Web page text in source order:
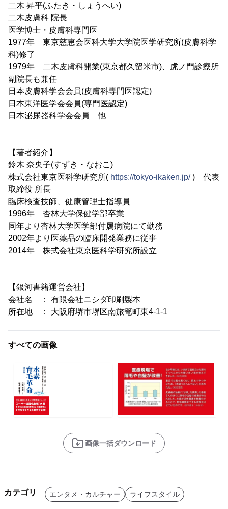
二木 昇平(ふたき・しょうへい)
二木皮膚科 院長
医学博士・皮膚科専門医
1977年 東京慈恵会医科大学大学院医学研究所(皮膚科学
科)修了
1979年 二木皮膚科開業(東京都久留米市)、虎ノ門診療所
副院長も兼任
日本皮膚科学会会員(皮膚科専門医認定)
日本東洋医学会会員(専門医認定)
日本泌尿器科学会会員 他
【著者紹介】
鈴木 奈央子(すずき・なおこ)
株式会社東京医科学研究所( https://tokyo-ikaken.jp/) 代表
取締役 所長
臨床検査技師、健康管理士指導員
1996年 杏林大学保健学部卒業
同年より杏林大学医学部付属病院にて勤務
2002年より医薬品の臨床開発業務に従事
2014年 株式会社東京医科学研究所設立
【銀河書籍運営会社】
会社名 ： 有限会社ニシダ印刷製本
所在地 ： 大阪府堺市堺区南旅篭町東4-1-1
すべての画像
画像一括ダウンロード
カテゴリ エンタメ・カルチャー ライフスタイル